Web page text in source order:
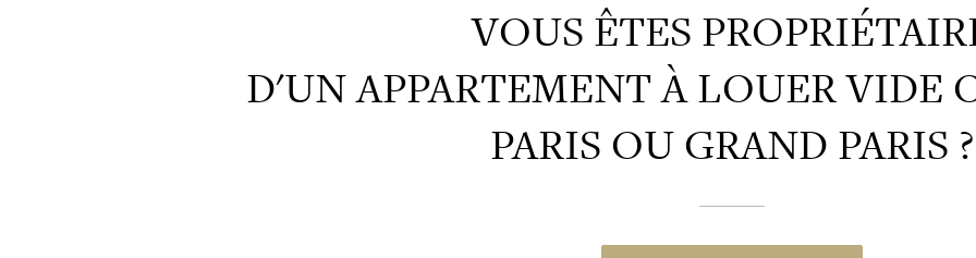
VOUS ÊTES
D'UN APPARTEMENT À LOUER VIDE
PARIS OU GRAND PARIS ?